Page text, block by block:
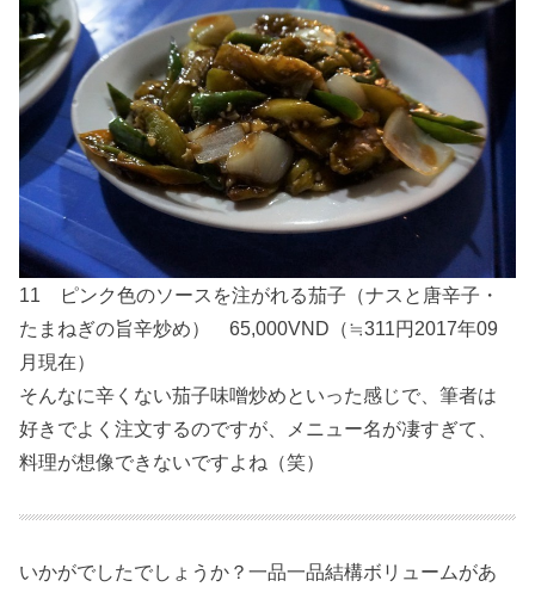
11 ピンク色のソースを注がれる茄子（ナスと唐辛子・
たまねぎの旨辛炒め） 65,000VND（≒311円2017年09
月現在）
そんなに辛くない茄子味噌炒めといった感じで、筆者は
好きでよく注文するのですが、メニュー名が凄すぎて、
料理が想像できないですよね（笑）
いかがでしたでしょうか？一品一品結構ボリュームがあ